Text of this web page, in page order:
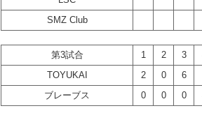
SMZ Club
第3試合 1 2 3
TOYUKAI
2 0 6
ブレーブス
0 0 0